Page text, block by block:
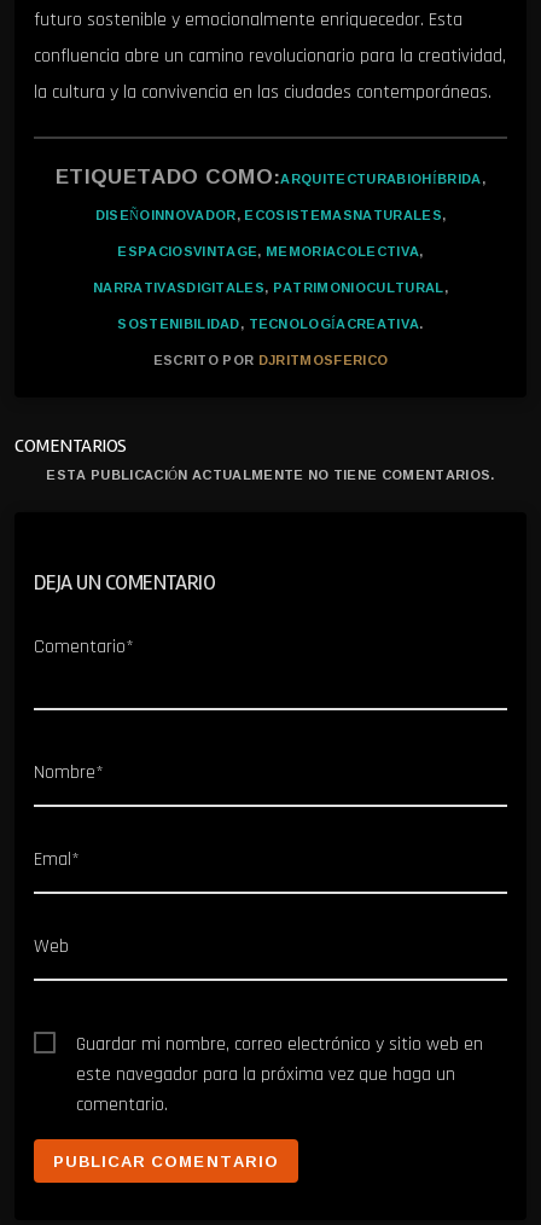
futuro sostenible y emocionalmente enriquecedor. Esta
confluencia abre un camino revolucionario para la creatividad,
la cultura y la convivencia en las ciudades contemporáneas.
ETIQUETADO COMO:ARQUITECTURABIOHÍBRIDA,
DISEÑOINNOVADOR,ECOSISTEMASNATURALES,
ESPACIOSVINTAGE, MEMORIACOLECTIVA,
NARRATIVASDIGITALES, PATRIMONIOCULTURAL,
SOSTENIBILIDAD, TECNOLOGÍACREATIVA.
ESCRITO POR DJRITMOSFERICO
COMENTARIOS
ESTA PUBLICACIÓN ACTUALMENTE NO TIENE COMENTARIOS.
DEJA UN COMENTARIO
Comentario*
Nombre*
Emal*
Web
Guardar mi nombre, correo electrónico y sitio web en
este navegador para la próxima vez que haga un
comentario.